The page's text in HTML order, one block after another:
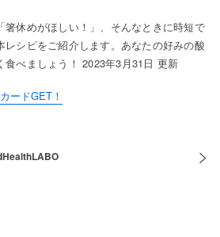
箸休めがほしい！」、そんなときに時短で
シピをご紹介します。あなたの好みの酸
食べましょう！ 2023年3月31日 更新
ードGET！